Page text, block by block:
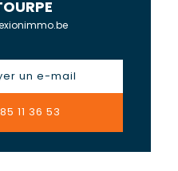
un e-mail
11 36 53